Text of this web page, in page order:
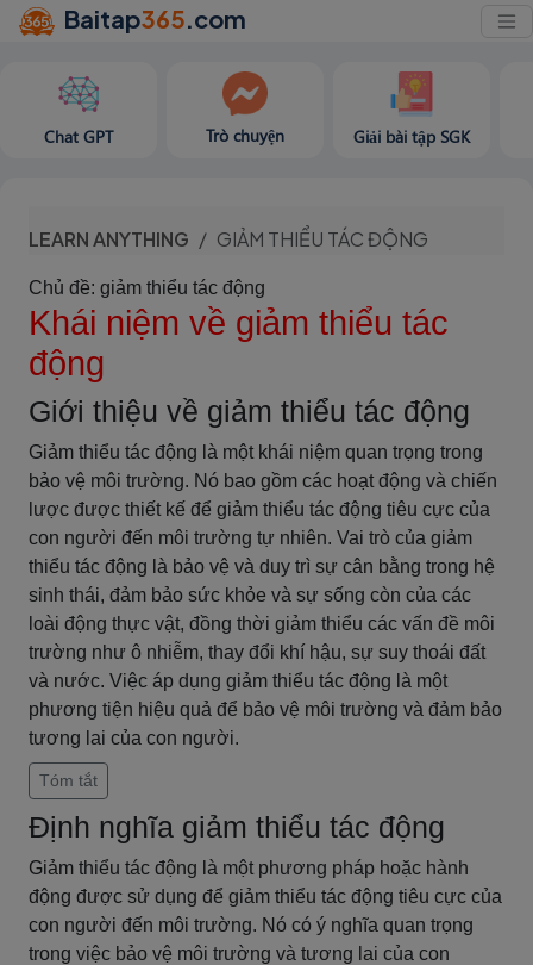
Baitap365.com
Chat GPT Trò chuyện Giải bài tập SGK
LEARN ANYTHING GIẢM THIỂU TÁC ĐỘNG
Chủ đề: giảm thiểu tác động
Khái niệm về giảm thiểu tác
động
Giới thiệu về giảm thiểu tác động
Giảm thiểu tác động là một khái niệm quan trọng trong
bảo vệ môi trường. Nó bao gồm các hoạt động và chiến
lược được thiết kế để giảm thiểu tác động tiêu cực của
con người đến môi trường tự nhiên. Vai trò của giảm
thiểu tác động là bảo vệ và duy trì sự cân bằng trong hệ
sinh thái, đảm bảo sức khỏe và sự sống còn của các
loài động thực vật, đồng thời giảm thiểu các vấn đề môi
trường như ô nhiễm, thay đổi khí hậu, sự suy thoái đất
và nước. Việc áp dụng giảm thiểu tác động là một
phương tiện hiệu quả để bảo vệ môi trường và đảm bảo
tương lai của con người.
Tóm tắt
Định nghĩa giảm thiểu tác động
Giảm thiểu tác động là một phương pháp hoặc hành
động được sử dụng để giảm thiểu tác động tiêu cực của
con người đến môi trường. Nó có ý nghĩa quan trọng
trong việc bảo vệ môi trường và tương lai của con